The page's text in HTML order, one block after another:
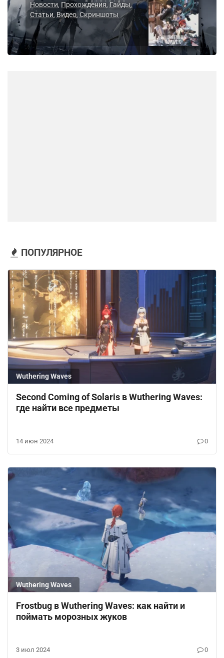
Новости, Прохождения,Гайды,
Статьи, Видео,Скриншоты
ПОПУЛЯРНОЕ
Wuthering Waves
Second Coming of Solaris в Wuthering Waves:
где найти все предметы
14 июн 2024 0
Wuthering Waves
Frostbug в Wuthering Waves: как найти и
поймать морозных жуков
3 июл 2024 0